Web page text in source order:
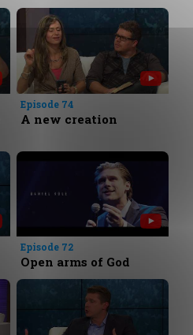
Episode 74
A new creation
Episode 72
Open arms of God